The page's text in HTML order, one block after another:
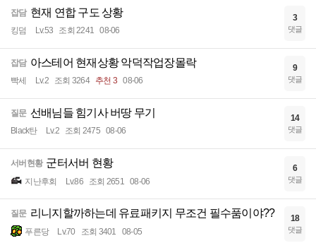
잡담 현재 연합 구도 상황
킹덤 Lv.53 조회 2241 08-06
3
댓글
잡담 아스테어 현재상황 악덕작업장몰락
빡세 Lv.2 조회 3264 추천 3 08-06
9
댓글
질문 선배님들 힘기사 버땅 무기
Black탄 Lv.2 조회 2475 08-06
14
댓글
서버현황 군터서버 현황
지난후회 Lv.86 조회 2651 08-06
6
댓글
질문 리니지할까하는데 유료패키지 무조건 필수품이야??
푸른당 Lv.70 조회 3401 08-05
18
댓글